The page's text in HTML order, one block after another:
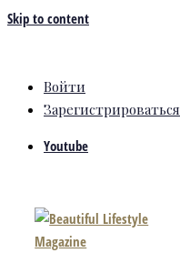
Skip to content
Войти
Зарегистрироваться
Youtube